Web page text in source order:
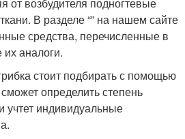
В разделе “” на нашем сайте
средства, перечисленные в
их аналоги.
стоит подбирать с помощью
определить степень
учтет индивидуальные